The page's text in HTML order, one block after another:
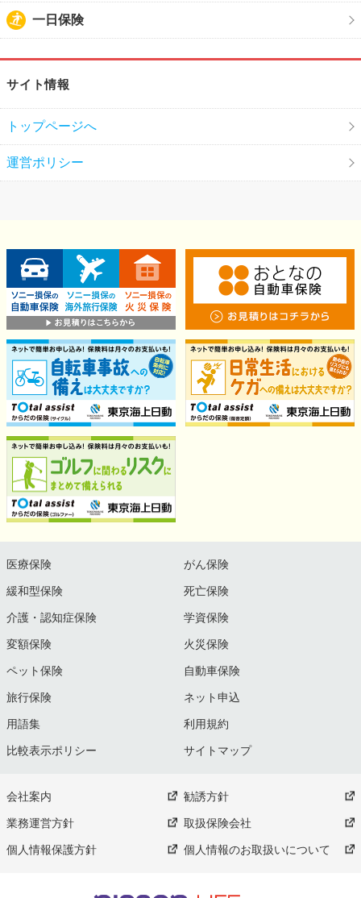
一日保険
サイト情報
トップページへ
運営ポリシー
医療保険 がん保険
緩和型保険 死亡保険
介護・認知症保険 学資保険
変額保険 火災保険
ペット保険 自動車保険
旅行保険 ネット申込
用語集 利用規約
比較表示ポリシー サイトマップ
会社案内 勧誘方針
業務運営方針 取扱保険会社
個人情報保護方針 個人情報のお取扱いについて